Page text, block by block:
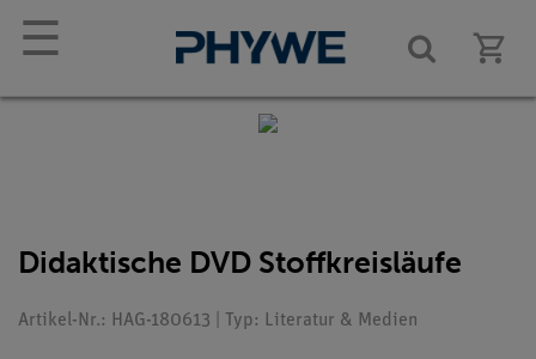
☰
Didaktische DVD Stoffkreisläufe
Artikel-Nr.: HAG-180613 | Typ: Literatur & Medien